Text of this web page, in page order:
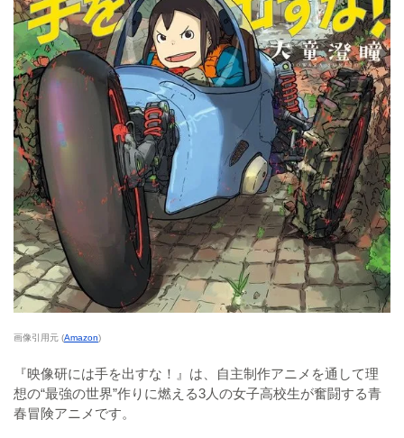
画像引用元 (Amazon)
『映像研には手を出すな！』は、自主制作アニメを通して理
想の“最強の世界”作りに燃える3人の女子高校生が奮闘する青
春冒険アニメです。